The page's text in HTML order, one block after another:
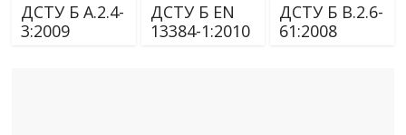
ДСТУ Б А.2.4-
3:2009
ДСТУ Б EN
13384-1:2010
ДСТУ Б В.2.6-
61:2008